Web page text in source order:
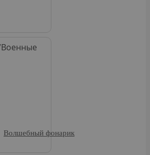
Военные
Волшебный фонарик